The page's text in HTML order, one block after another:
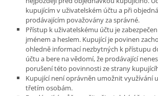
kupujícím v uživatelském účtu a při
prodávajícím považovány za správné.
Přístup k uživatelskému účtu je
jménem a heslem. Kupující je povinen
ohledně informací nezbytných k přístupu
účtu a bere na vědomí, že prodávající
porušení této povinnosti ze strany
Kupující není oprávněn umožnit využívání
třetím osobám.